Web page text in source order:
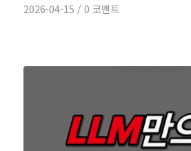
2026-04-15 / 0 코멘트